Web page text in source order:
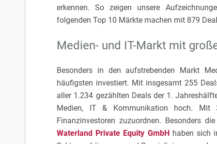
erkennen. So zeigen unsere
folgenden Top 10 Märkte machen mit 879
Medien- und IT-Markt mit
Besonders in den aufstrebenden Markt
häufigsten investiert. Mit insgesamt 255
aller 1.234 gezählten Deals der 1.
Medien, IT & Kommunikation hoch.
Finanzinvestoren zuzuordnen. Besonders
Waterland Private Equity GmbHhaben sich